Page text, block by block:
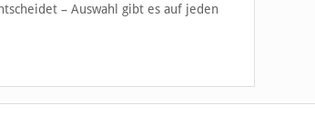
– Auswahl gibt es auf jeden